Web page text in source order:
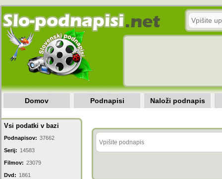
Domov Podnapisi Naloži podnapis
Vsi podatki v bazi
Podnapisov: 37662
Serij: 14583
Filmov: 23079
Dvd: 1861